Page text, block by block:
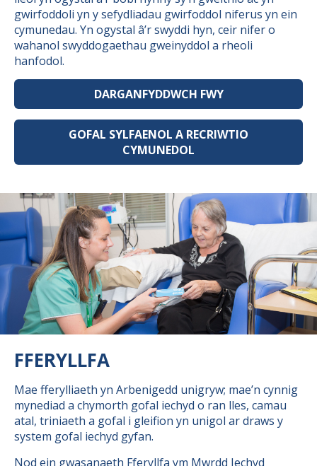
gwirfoddoli yn y sefydliadau gwirfoddol niferus yn ein
cymunedau. Yn ogystal â’r swyddi hyn, ceir nifer o
wahanol swyddogaethau gweinyddol a rheoli
hanfodol.
DARGANFYDDWCH FWY
GOFAL SYLFAENOL A RECRIWTIO
CYMUNEDOL
FFERYLLFA
Mae fferylliaeth yn Arbenigedd unigryw; mae’n cynnig
mynediad a chymorth gofal iechyd o ran lles, camau
atal, triniaeth a gofal i gleifion yn unigol ar draws y
system gofal iechyd gyfan.
Nod ein gwasanaeth Fferyllfa ym Mwrdd Iechyd